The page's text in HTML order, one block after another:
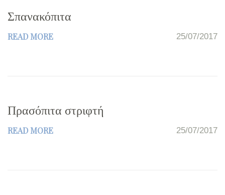
Σπανακόπιτα
READ MORE 25/07/2017
Πρασόπιτα στριφτή
READ MORE 25/07/2017